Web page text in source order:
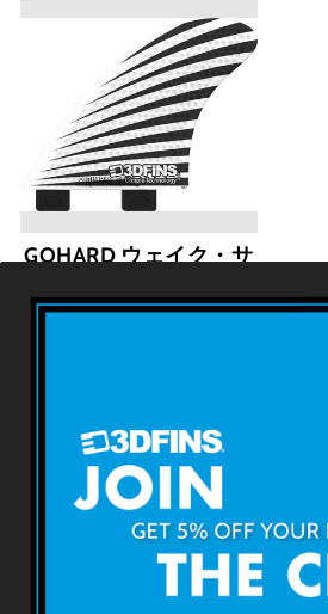
GOHARD ウェイク・サ
Food フィッシュ・フー
ド (FCS1/Futures)
3D FINSについて
利用規約
返品・返金について